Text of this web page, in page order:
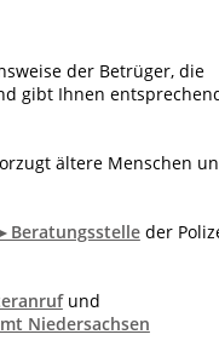
der Betrüger, die
gibt Ihnen
ältere Menschen
der
und
Niedersachsen